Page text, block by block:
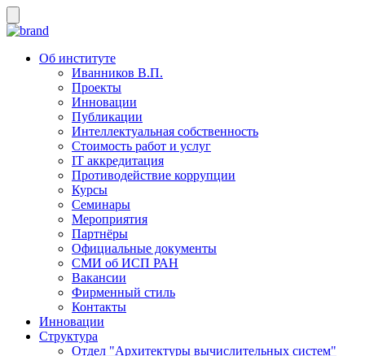
Об институте
Иванников В.П.
Проекты
Инновации
Публикации
Интеллектуальная собственность
Стоимость работ и услуг
IT аккредитация
Противодействие коррупции
Курсы
Семинары
Мероприятия
Партнёры
Официальные документы
СМИ об ИСП РАН
Вакансии
Фирменный стиль
Контакты
Инновации
Структура
Отдел "Архитектуры вычислительных систем"